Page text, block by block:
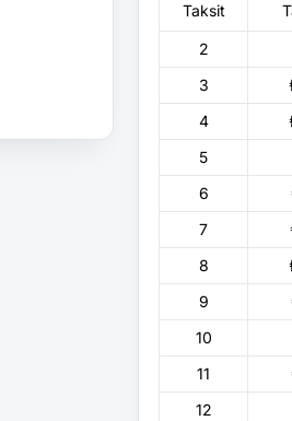
Taksit
2
3
4
5
6
7
8
9
10
11
12